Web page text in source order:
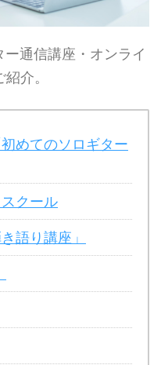
通信講座・オンライ
介。
めてのソロギター
クール
語り講座」